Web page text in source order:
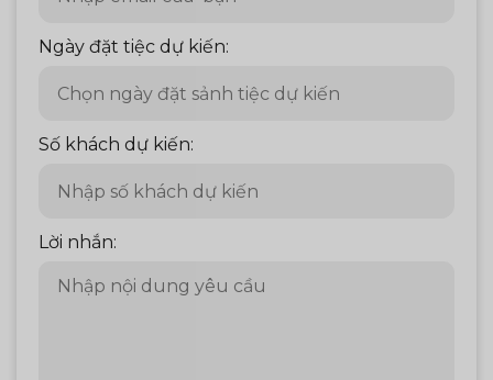
Ngày đặt tiệc dự kiến:
Số khách dự kiến:
Lời nhắn: